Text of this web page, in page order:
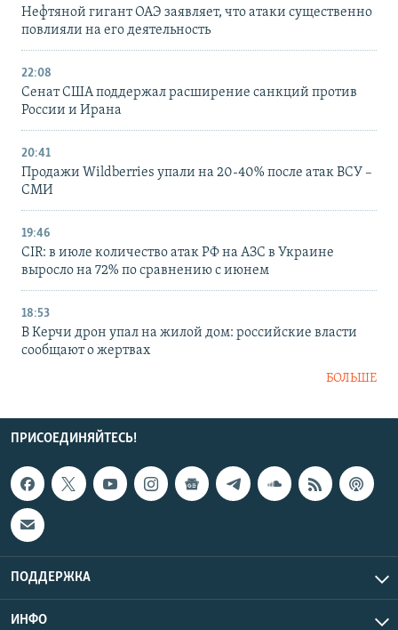
Нефтяной гигант ОАЭ заявляет, что атаки существенно
повлияли на его деятельность
22:08
Сенат США поддержал расширение санкций против
России и Ирана
20:41
Продажи Wildberries упали на 20-40% после атак ВСУ –
СМИ
19:46
CIR: в июле количество атак РФ на АЗС в Украине
выросло на 72% по сравнению с июнем
18:53
В Керчи дрон упал на жилой дом: российские власти
сообщают о жертвах
БОЛЬШЕ
ПРИСОЕДИНЯЙТЕСЬ!
ПОДДЕРЖКА
ИНФО